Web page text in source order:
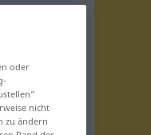
oder
nicht
zu ändern